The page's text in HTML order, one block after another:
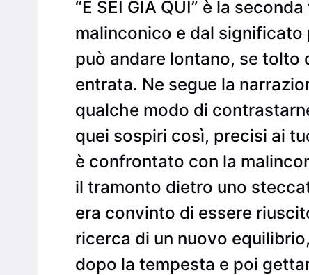
“E SEI GIÀ QUI” è la
malinconico e dal significato
può andare lontano, se tolto
entrata. Ne segue la
qualche modo di
quei sospiri così, precisi ai
è confrontato con la
il tramonto dietro uno
era convinto di essere
ricerca di un nuovo
dopo la tempesta e poi